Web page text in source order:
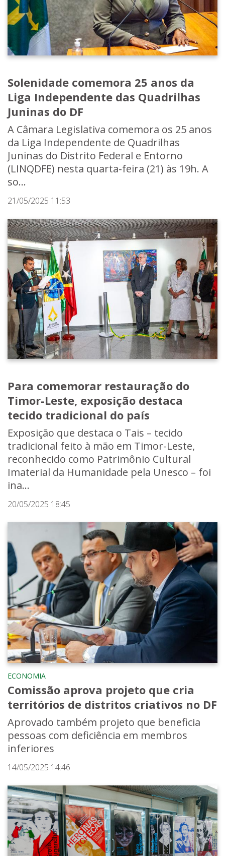
Solenidade comemora 25 anos da
Liga Independente das Quadrilhas
Juninas do DF
A Câmara Legislativa comemora os 25 anos
da Liga Independente de Quadrilhas
Juninas do Distrito Federal e Entorno
(LINQDFE) nesta quarta-feira (21) às 19h. A
so...
21/05/2025 11:53
Para comemorar restauração do
Timor-Leste, exposição destaca
tecido tradicional do país
Exposição que destaca o Tais – tecido
tradicional feito à mão em Timor-Leste,
reconhecido como Patrimônio Cultural
Imaterial da Humanidade pela Unesco – foi
ina...
20/05/2025 18:45
ECONOMIA
Comissão aprova projeto que cria
territórios de distritos criativos no DF
Aprovado também projeto que beneficia
pessoas com deficiência em membros
inferiores
14/05/2025 14:46